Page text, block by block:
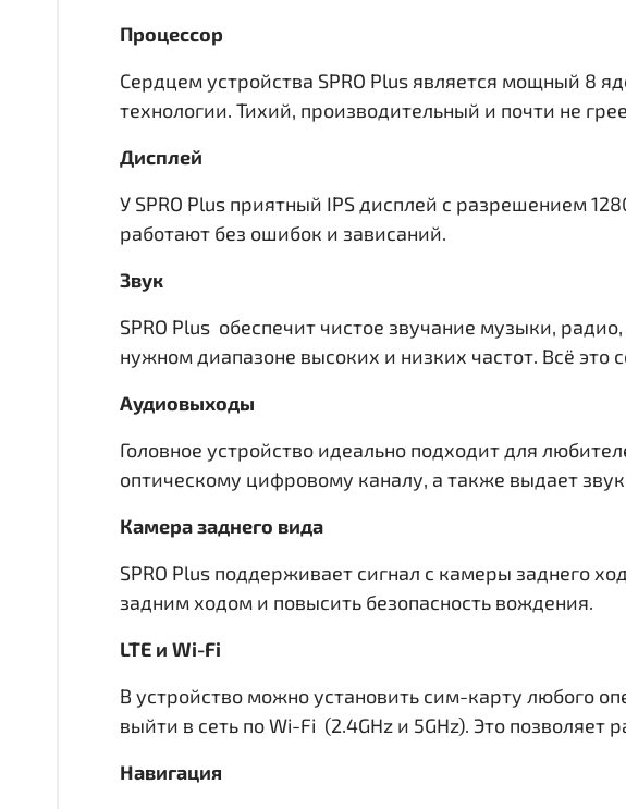
Процессор
Сердцем устройства SPRO Plus является мощный 8
технологии. Тихий, производительный и почти не
Дисплей
У SPRO Plus приятный IPS дисплей c разрешением
работают без ошибок и зависаний.
Звук
SPRO Plus обеспечит чистое звучание музыки,
нужном диапазоне высоких и низких частот. Всё
Аудиовыходы
Головное устройство идеально подходит для
оптическому цифровому каналу, а также выдает
Камера заднего вида
SPRO Plus поддерживает сигнал с камеры заднего
задним ходом и повысить безопасность вождения.
LTE и Wi-Fi
В устройство можно установить сим-карту любого
выйти в сеть по Wi-Fi (2.4GHz и 5GHz). Это
Навигация